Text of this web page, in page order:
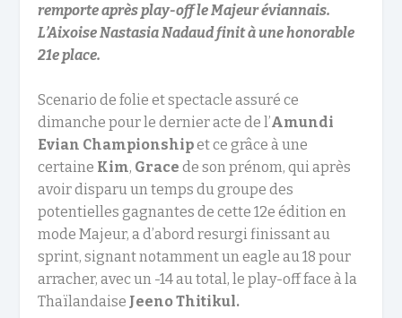
remporte après play-off le Majeur éviannais.
L’Aixoise Nastasia Nadaud finit à une honorable
21e place.
Scenario de folie et spectacle assuré ce
dimanche pour le dernier acte de l’Amundi
Evian Championshipet ce grâce à une
certaine Kim, Grace de son prénom, qui après
avoir disparu un temps du groupe des
potentielles gagnantes de cette 12e édition en
mode Majeur, a d’abord resurgi finissant au
sprint, signant notamment un eagle au 18 pour
arracher, avec un -14 au total, le play-off face à la
Thaïlandaise Jeeno Thitikul.